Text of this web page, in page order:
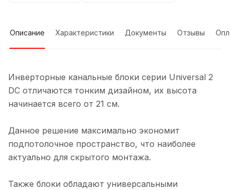
Описание Характеристики Документы Отзывы
Инверторные канальные блоки серии Universal 2
DC отличаются тонким дизайном, их высота
начинается всего от 21 см.
Данное решение максимально экономит
подпотолочное пространство, что наиболее
актуально для скрытого монтажа.
Также блоки обладают универсальными